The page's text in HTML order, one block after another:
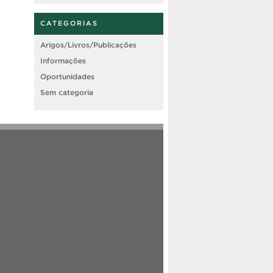
CATEGORIAS
Arigos/Livros/Publicações
Informações
Oportunidades
Sem categoria